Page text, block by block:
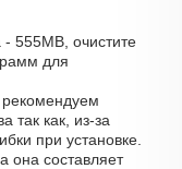
555MB, очистите
для
так как, из-за
при установке.
она составляет